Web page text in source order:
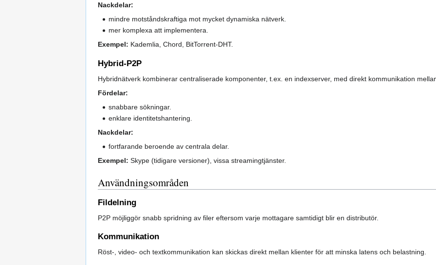
Nackdelar:
mindre motståndskraftiga mot mycket dynamiska nätverk.
mer komplexa att implementera.
Exempel: Kademlia, Chord, BitTorrent-DHT.
Hybrid-P2P
Hybridnätverk kombinerar centraliserade komponenter, t.ex. en indexserver, med direkt kommunikation
Fördelar:
snabbare sökningar.
enklare identitetshantering.
Nackdelar:
fortfarande beroende av centrala delar.
Exempel: Skype (tidigare versioner), vissa streamingtjänster.
Användningsområden
Fildelning
P2P möjliggör snabb spridning av filer eftersom varje mottagare samtidigt blir en distributör.
Kommunikation
Röst-, video- och textkommunikation kan skickas direkt mellan klienter för att minska latens och belastning.